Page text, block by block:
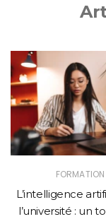
FORMATION
L’intelligence
l’université : un